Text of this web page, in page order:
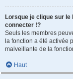
Lorsque je clique sur le
connecter !?
Seuls les membres
la fonction a été activée
malveillante de la
Haut